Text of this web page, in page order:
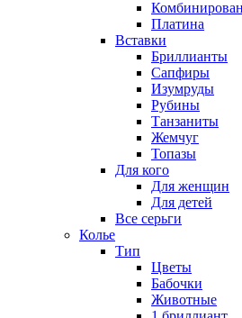
Платина
Вставки
Бриллианты
Сапфиры
Изумруды
Рубины
Танзаниты
Жемчуг
Топазы
Для кого
Для женщин
Для детей
Все серьги
Колье
Тип
Цветы
Бабочки
Животные